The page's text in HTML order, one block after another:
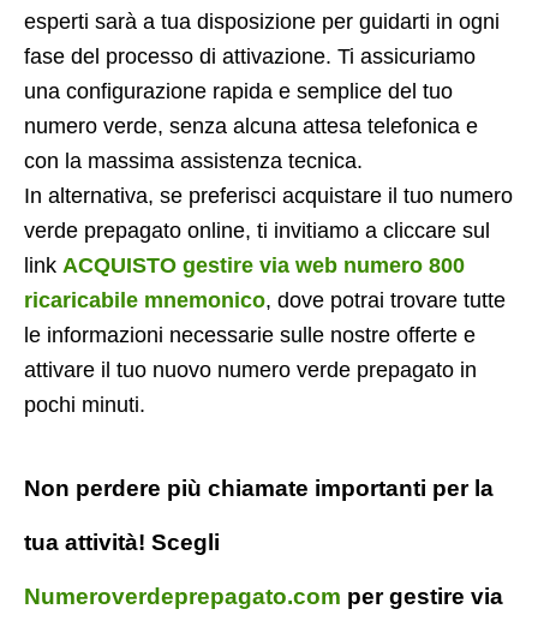
esperti sarà a tua disposizione per guidarti in ogni
fase del processo di attivazione. Ti assicuriamo
una configurazione rapida e semplice del tuo
numero verde, senza alcuna attesa telefonica e
con la massima assistenza tecnica.
In alternativa, se preferisci acquistare il tuo numero
verde prepagato online, ti invitiamo a cliccare sul
link ACQUISTO gestire via web numero 800
ricaricabile mnemonico, dove potrai trovare tutte
le informazioni necessarie sulle nostre offerte e
attivare il tuo nuovo numero verde prepagato in
pochi minuti.
Non perdere più chiamate importanti per la
tua attività! Scegli
Numeroverdeprepagato.com per gestire via